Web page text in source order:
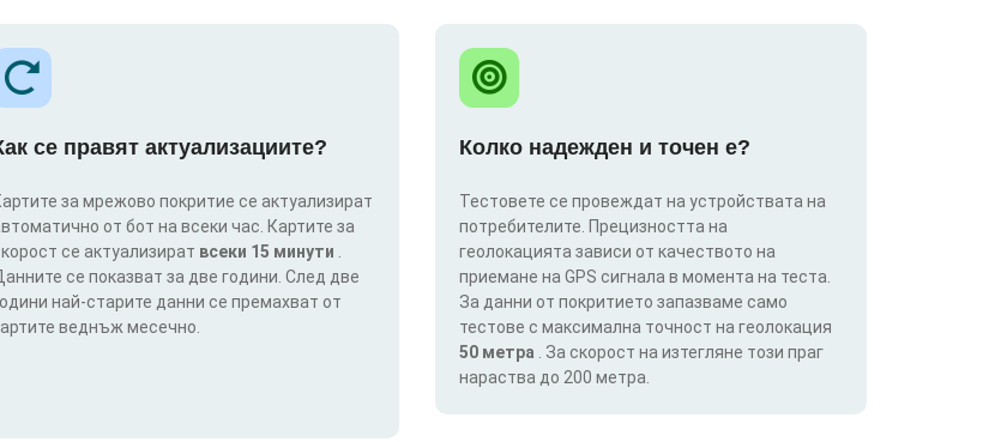
се правят актуализациите?
за мрежово покритие се актуализират
от бот на всеки час. Картите за
се актуализират всеки 15 минути
се показват за две години. След две
най-старите данни се премахват от
веднъж месечно.
Колко надежден и точен е?
Тестовете се провеждат на устройствата на
потребителите. Прецизността на
геолокацията зависи от качеството на
приемане на GPS сигнала в момента на теста.
За данни от покритието запазваме само
тестове с максимална точност на геолокация
50 метра
. За скорост на изтегляне този праг
нараства до 200 метра.